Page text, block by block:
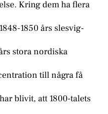
Kring dem ha flera
1850 års slesvig-
stora nordiska
till några få
blivit, att 1800-talets